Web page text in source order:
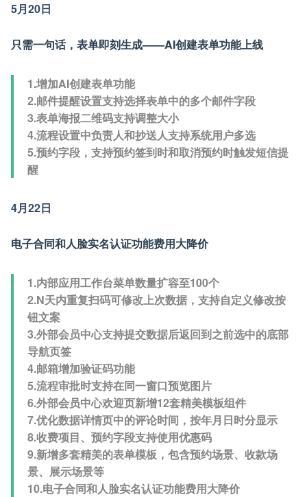
5月20日
只需一句话，表单即刻生成——AI创建表单功能上线
1.增加AI创建表单功能
2.邮件提醒设置支持选择表单中的多个邮件字段
3.表单海报二维码支持调整大小
4.流程设置中负责人和抄送人支持系统用户多选
5.预约字段，支持预约签到时和取消预约时触发短信提
醒
4月22日
电子合同和人脸实名认证功能费用大降价
1.内部应用工作台菜单数量扩容至100个
2.N天内重复扫码可修改上次数据，支持自定义修改按
钮文案
3.外部会员中心支持提交数据后返回到之前选中的底部
导航页签
4.邮箱增加验证码功能
5.流程审批时支持在同一窗口预览图片
6.外部会员中心欢迎页新增12套精美模板组件
7.优化数据详情页中的评论时间，按年月日时分显示
8.收费项目、预约字段支持使用优惠码
9.新增多套精美的表单模板，包含预约场景、收款场
景、展示场景等
10.电子合同和人脸实名认证功能费用大降价